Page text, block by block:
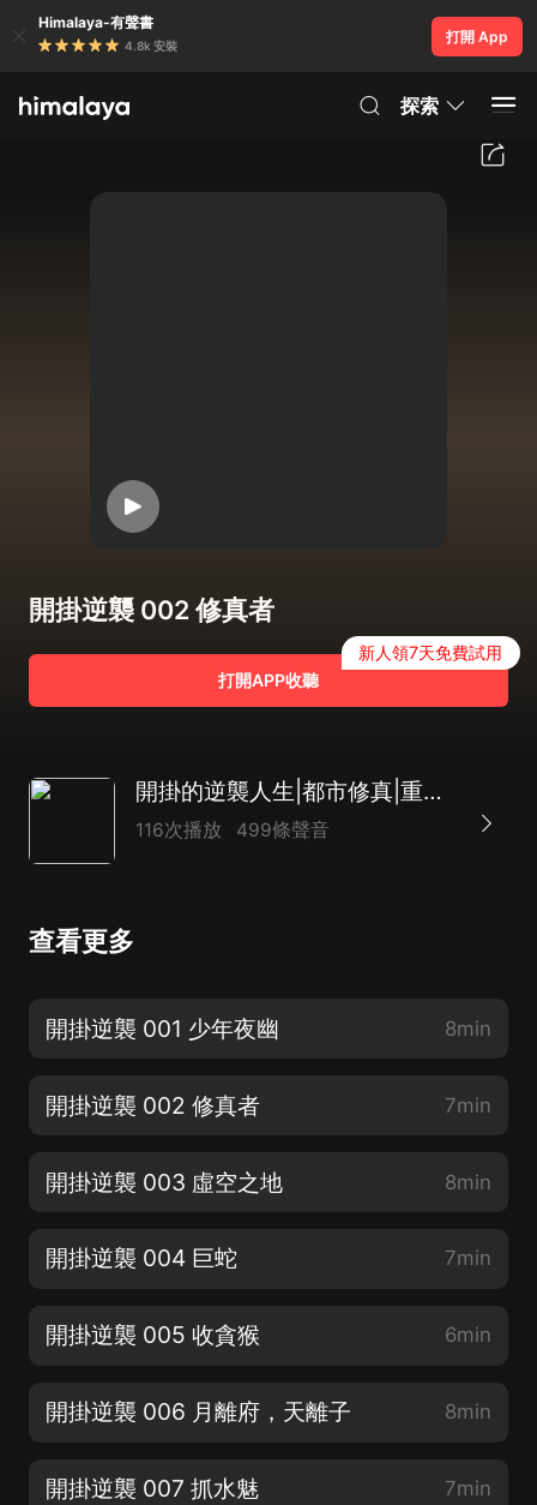
Himalaya-有聲書
4.8k 安裝
打開 App
探索
開掛逆襲 002 修真者
打開APP收聽
新人領7天免費試用
開掛的逆襲人生|都市修真|重生爽文|多人有聲劇
116次播放 499條聲音
查看更多
開掛逆襲 001 少年夜幽 8min
開掛逆襲 002 修真者 7min
開掛逆襲 003 虛空之地 8min
開掛逆襲 004 巨蛇 7min
開掛逆襲 005 收貪猴 6min
開掛逆襲 006 月離府，天離子 8min
開掛逆襲 007 抓水魅 7min